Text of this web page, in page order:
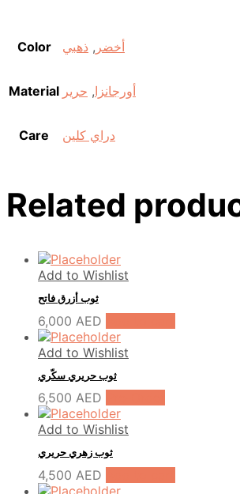
Color أخضر , ذهبي
Material أورجانزا, حرير
Care دراي كلين
Related
Add to Wishlist
ثوب أزرق فاتح
6,000 AED
Add to Wishlist
ثوب حريري سكّري
6,500 AED
Add to Wishlist
ثوب زهري حريري
4,500 AED